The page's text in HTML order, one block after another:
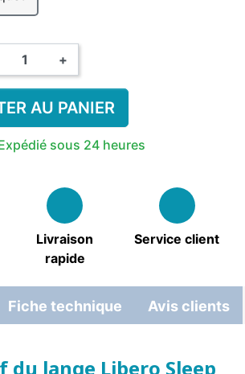
+
AU PANIER
sous 24 heures
Livraison
rapide
Service client
Fiche technique Avis clients
du lange Libero Sleep